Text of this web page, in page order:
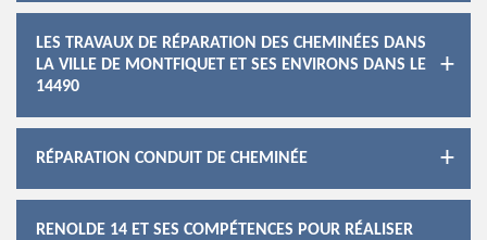
LES TRAVAUX DE RÉPARATION DES CHEMINÉES DANS
LA VILLE DE MONTFIQUET ET SES ENVIRONS DANS LE
14490
RÉPARATION CONDUIT DE CHEMINÉE
RENOLDE 14 ET SES COMPÉTENCES POUR RÉALISER